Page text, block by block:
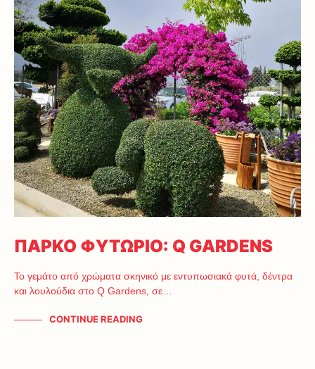
ΠΑΡΚΟ ΦΥΤΩΡΙΟ: Q GARDENS
Το γεμάτο από χρώματα σκηνικό με εντυπωσιακά φυτά, δέντρα
και λουλούδια στο Q Gardens, σε…
CONTINUE READING